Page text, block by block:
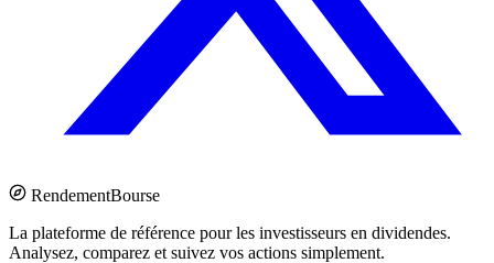
RendementBourse
La plateforme de référence pour les investisseurs en dividendes.
Analysez, comparez et suivez vos actions simplement.